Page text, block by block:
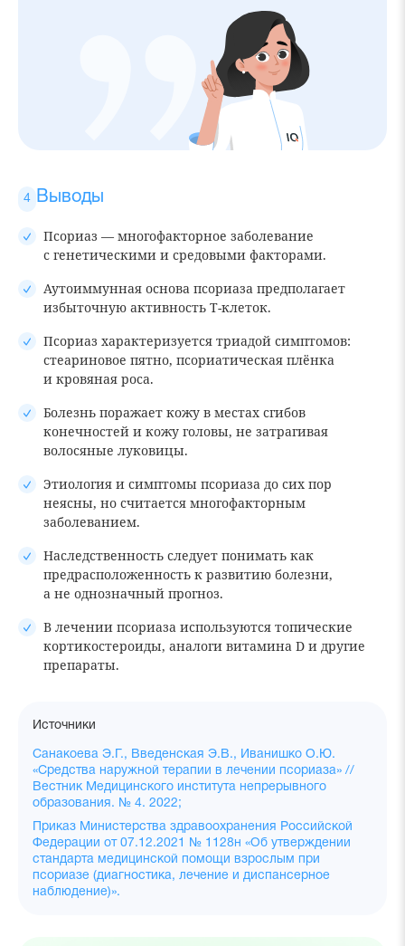
Выводы
Псориаз — многофакторное заболевание
с генетическими и средовыми факторами.
Аутоиммунная основа псориаза предполагает
избыточную активность Т-клеток.
Псориаз характеризуется триадой симптомов:
стеариновое пятно, псориатическая плёнка
и кровяная роса.
Болезнь поражает кожу в местах сгибов
конечностей и кожу головы, не затрагивая
волосяные луковицы.
Этиология и симптомы псориаза до сих пор
неясны, но считается многофакторным
заболеванием.
Наследственность следует понимать как
предрасположенность к развитию болезни,
а не однозначный прогноз.
В лечении псориаза используются топические
кортикостероиды, аналоги витамина D и другие
препараты.
Источники
Санакоева Э.Г., Введенская Э.В., Иванишко О.Ю.
«Средства наружной терапии в лечении псориаза» //
Вестник Медицинского института непрерывного
образования. № 4. 2022;
Приказ Министерства здравоохранения Российской
Федерации от 07.12.2021 № 1128н «Об утверждении
стандарта медицинской помощи взрослым при
псориазе (диагностика, лечение и диспансерное
наблюдение)».